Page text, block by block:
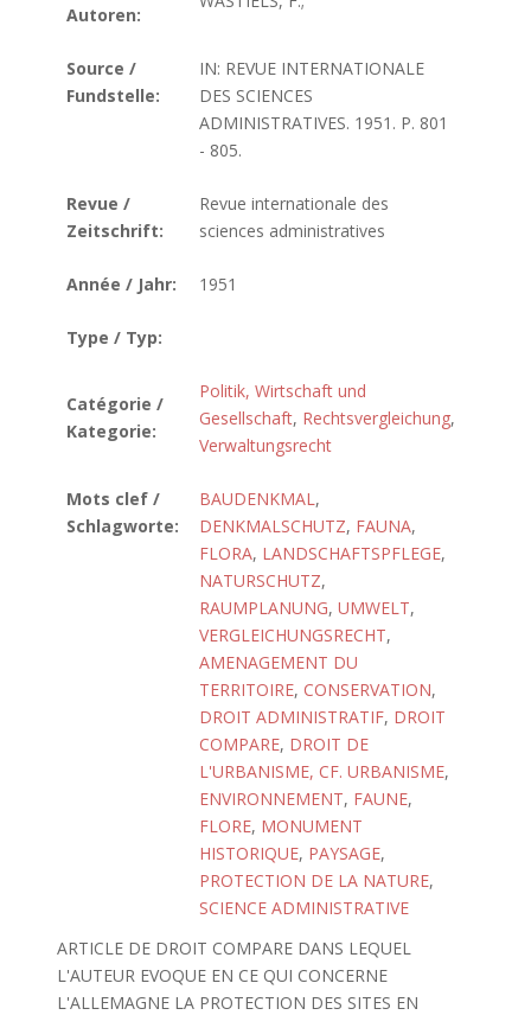
Autoren:
Source /
Fundstelle:
IN: REVUE INTERNATIONALE
DES SCIENCES
ADMINISTRATIVES. 1951. P. 801
- 805.
Revue /
Zeitschrift:
Revue internationale des
sciences administratives
Année / Jahr: 1951
Type / Typ:
Catégorie /
Kategorie:
Politik, Wirtschaft und
Gesellschaft, Rechtsvergleichung,
Verwaltungsrecht
Mots clef /
Schlagworte:
BAUDENKMAL,
DENKMALSCHUTZ, FAUNA,
FLORA, LANDSCHAFTSPFLEGE,
NATURSCHUTZ,
RAUMPLANUNG, UMWELT,
VERGLEICHUNGSRECHT,
AMENAGEMENT DU
TERRITOIRE, CONSERVATION,
DROIT ADMINISTRATIF, DROIT
COMPARE, DROIT DE
L'URBANISME, CF. URBANISME,
ENVIRONNEMENT, FAUNE,
FLORE, MONUMENT
HISTORIQUE, PAYSAGE,
PROTECTION DE LA NATURE,
SCIENCE ADMINISTRATIVE
ARTICLE DE DROIT COMPARE DANS LEQUEL
L'AUTEUR EVOQUE EN CE QUI CONCERNE
L'ALLEMAGNE LA PROTECTION DES SITES EN